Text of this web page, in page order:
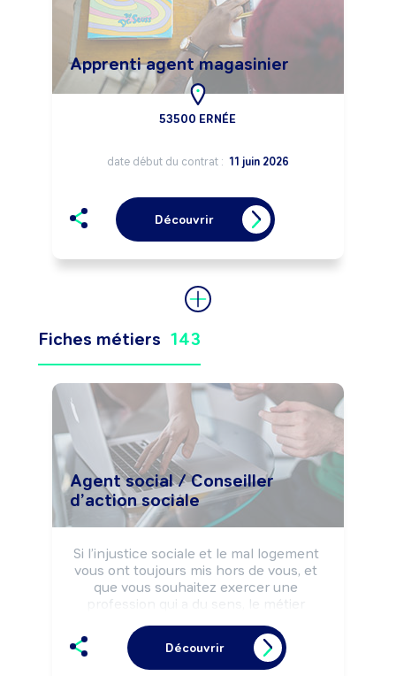
Apprenti agent magasinier
53500 ERNÉE
date début du contrat : 11 juin 2026
Découvrir
Fiches métiers 143
Agent social / Conseiller
d’action sociale
Si l’injustice sociale et le mal logement
vous ont toujours mis hors de vous, et
que vous souhaitez exercer une
profession qui a du sens, le métier
voie intéressante pour votre futur.
Vous accompagnez quotidiennement
Découvrir